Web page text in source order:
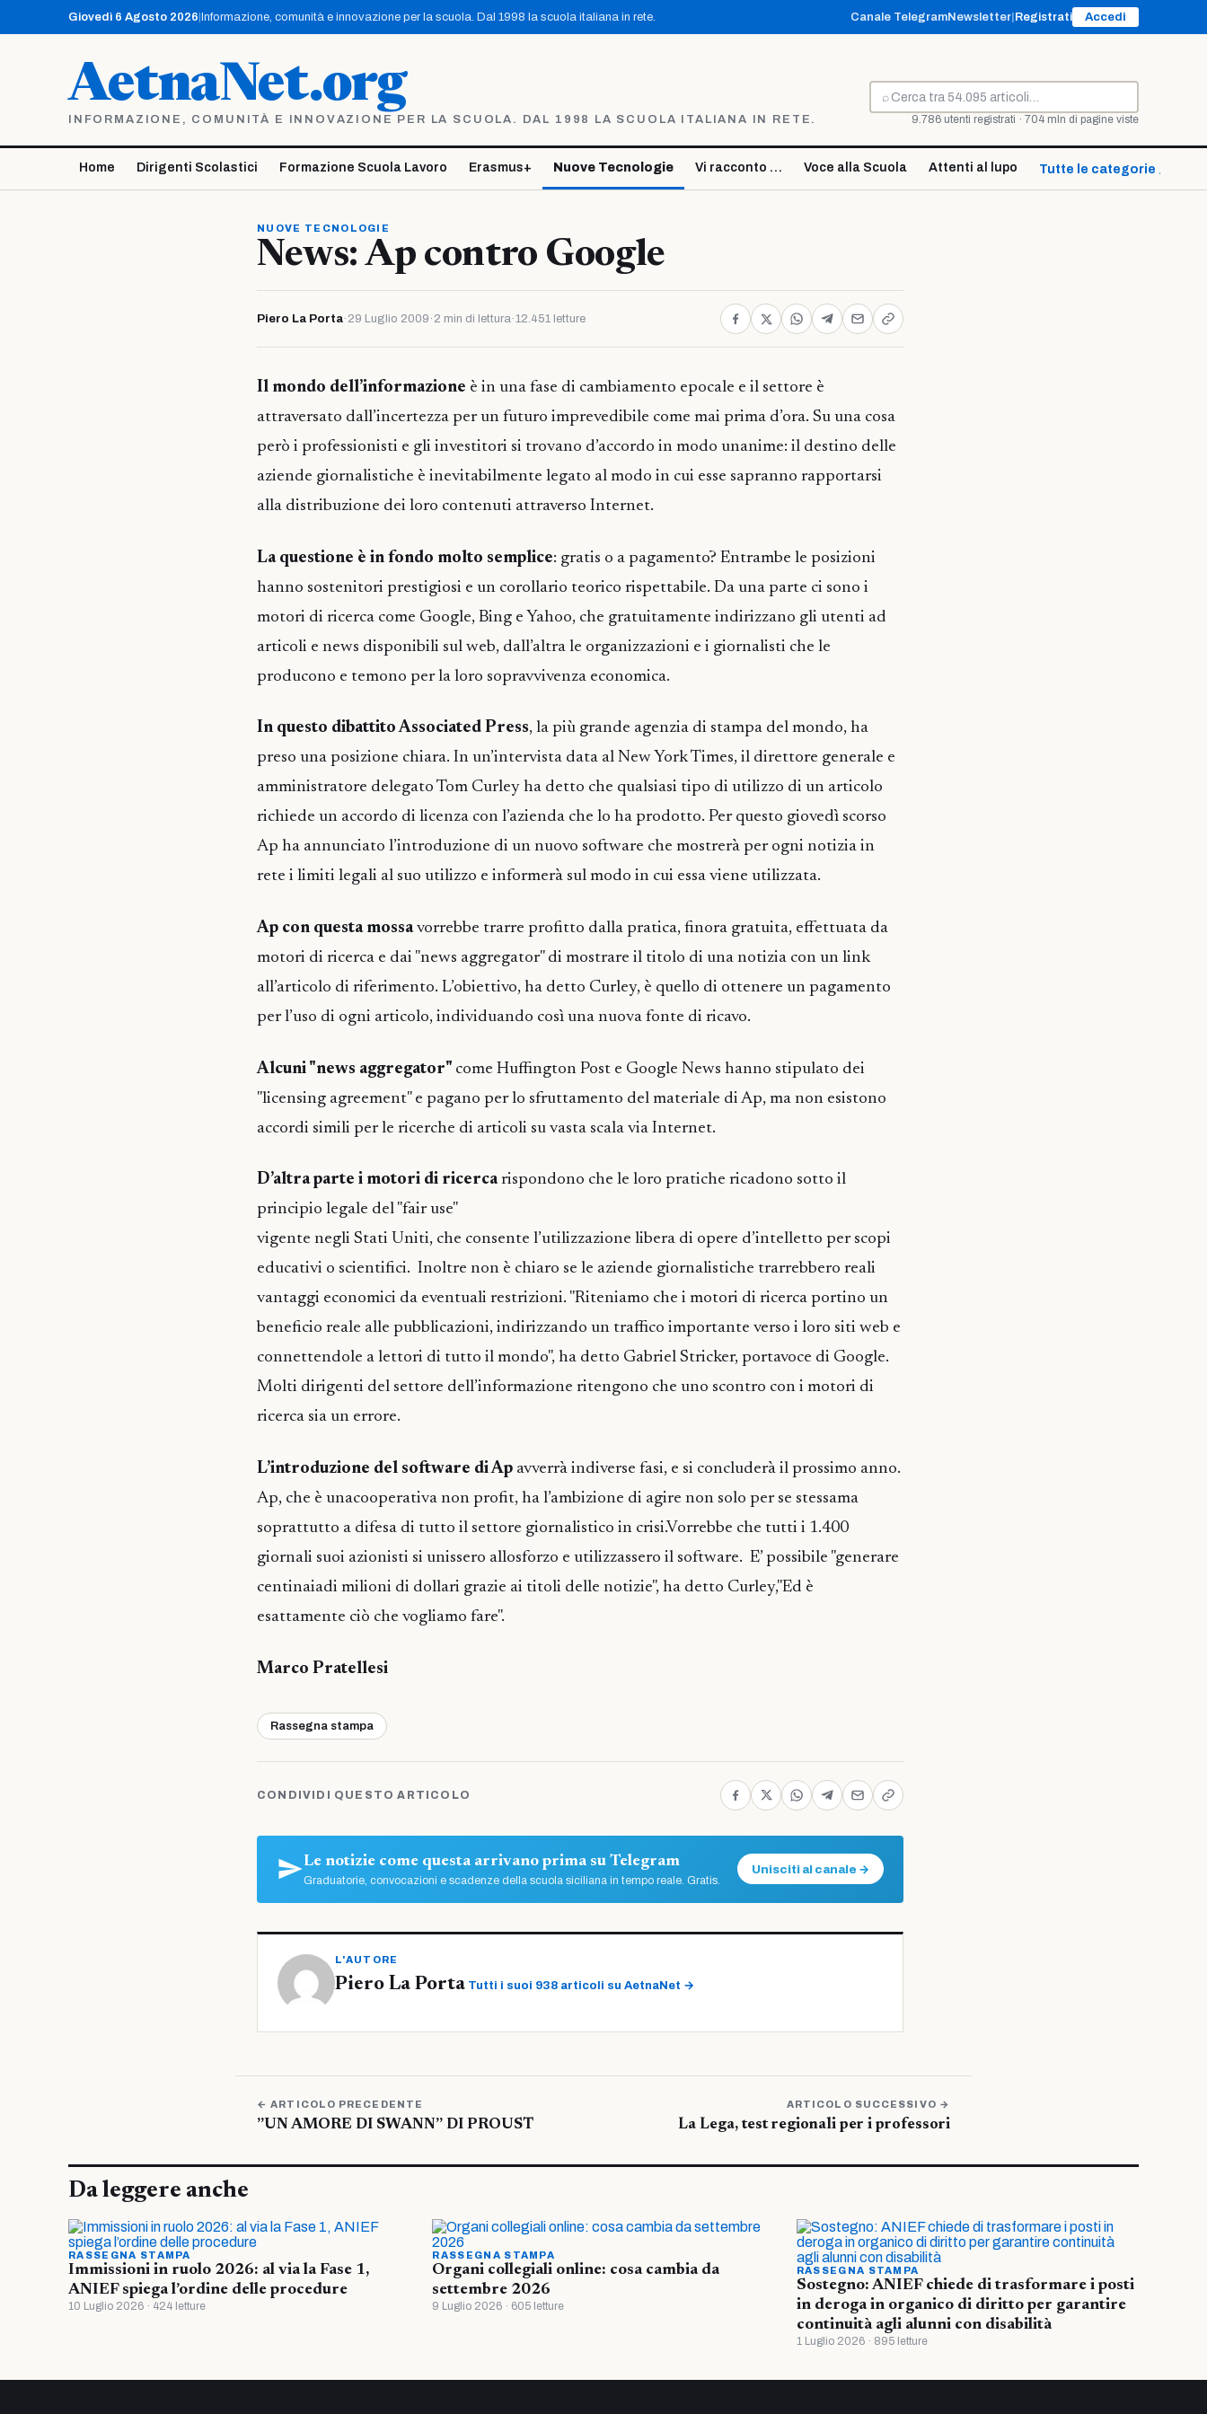
contenuto
Giovedì 6 Agosto 2026 Informazione, comunità e innovazione per la scuola. Dal 1998 la scuola italiana in rete. Canale TelegramNewsletter Registrati Accedi
AetnaNet.org
INFORMAZIONE, COMUNITÀ E INNOVAZIONE PER LA SCUOLA. DAL 1998 LA SCUOLA ITALIANA IN RETE.
⌕
Cerca
9.786 utenti registrati · 704 mln di pagine viste
Home Dirigenti Scolastici Formazione Scuola Lavoro Erasmus+ Nuove Tecnologie Vi racconto … Voce alla Scuola Attenti al lupo Tutte le categorie ↓
NUOVE TECNOLOGIE
News: Ap contro Google
Piero La Porta· 29 Luglio 2009 · 2 min di lettura·12.451 letture
Il mondo dell’informazione è in una fase di cambiamento epocale e il settore è
attraversato dall’incertezza per un futuro imprevedibile come mai prima d’ora. Su una cosa
però i professionisti e gli investitori si trovano d’accordo in modo unanime: il destino delle
aziende giornalistiche è inevitabilmente legato al modo in cui esse sapranno rapportarsi
alla distribuzione dei loro contenuti attraverso Internet.
La questione è in fondo molto semplice: gratis o a pagamento? Entrambe le posizioni
hanno sostenitori prestigiosi e un corollario teorico rispettabile. Da una parte ci sono i
motori di ricerca come Google, Bing e Yahoo, che gratuitamente indirizzano gli utenti ad
articoli e news disponibili sul web, dall’altra le organizzazioni e i giornalisti che le
producono e temono per la loro sopravvivenza economica.
In questo dibattito Associated Press, la più grande agenzia di stampa del mondo, ha
preso una posizione chiara. In un’intervista data al New York Times, il direttore generale e
amministratore delegato Tom Curley ha detto che qualsiasi tipo di utilizzo di un articolo
richiede un accordo di licenza con l’azienda che lo ha prodotto. Per questo giovedì scorso
Ap ha annunciato l’introduzione di un nuovo software che mostrerà per ogni notizia in
rete i limiti legali al suo utilizzo e informerà sul modo in cui essa viene utilizzata.
Ap con questa mossavorrebbe trarre profitto dalla pratica, finora gratuita, effettuata da
motori di ricerca e dai "news aggregator" di mostrare il titolo di una notizia con un link
all’articolo di riferimento. L’obiettivo, ha detto Curley, è quello di ottenere un pagamento
per l’uso di ogni articolo, individuando così una nuova fonte di ricavo.
Alcuni "news aggregator" come Huffington Post e Google News hanno stipulato dei
"licensing agreement" e pagano per lo sfruttamento del materiale di Ap, ma non esistono
accordi simili per le ricerche di articoli su vasta scala via Internet.
D’altra parte i motori di ricercarispondono che le loro pratiche ricadono sotto il
principio legale del "fair use"
vigente negli Stati Uniti, che consente l’utilizzazione libera di opere d’intelletto per scopi
educativi o scientifici. Inoltre non è chiaro se le aziende giornalistiche trarrebbero reali
vantaggi economici da eventuali restrizioni. "Riteniamo che i motori di ricerca portino un
beneficio reale alle pubblicazioni, indirizzando un traffico importante verso i loro siti web e
connettendole a lettori di tutto il mondo", ha detto Gabriel Stricker, portavoce di Google.
Molti dirigenti del settore dell’informazione ritengono che uno scontro con i motori di
ricerca sia un errore.
L’introduzione del software di Ap avverrà indiverse fasi, e si concluderà il prossimo anno.
Ap, che è unacooperativa non profit, ha l’ambizione di agire non solo per se stessama
soprattutto a difesa di tutto il settore giornalistico in crisi.Vorrebbe che tutti i 1.400
giornali suoi azionisti si unissero allosforzo e utilizzassero il software. E’ possibile "generare
centinaiadi milioni di dollari grazie ai titoli delle notizie", ha detto Curley,"Ed è
esattamente ciò che vogliamo fare".
Marco Pratellesi
Rassegna stampa
CONDIVIDI QUESTO ARTICOLO
Le notizie come questa arrivano prima su Telegram
Graduatorie, convocazioni e scadenze della scuola siciliana in tempo reale. Gratis.
Unisciti al canale →
L'AUTORE
Piero La Porta Tutti i suoi 938 articoli su AetnaNet →
← ARTICOLO PRECEDENTE
”UN AMORE DI SWANN” DI PROUST
ARTICOLO SUCCESSIVO →
La Lega, test regionali per i professori
Da leggere anche
RASSEGNA STAMPA
Immissioni in ruolo 2026: al via la Fase 1,
ANIEF spiega l’ordine delle procedure
10 Luglio 2026 · 424 letture
RASSEGNA STAMPA
Organi collegiali online: cosa cambia da
settembre 2026
9 Luglio 2026 · 605 letture
RASSEGNA STAMPA
Sostegno: ANIEF chiede di trasformare i posti
in deroga in organico di diritto per garantire
continuità agli alunni con disabilità
1 Luglio 2026 · 895 letture